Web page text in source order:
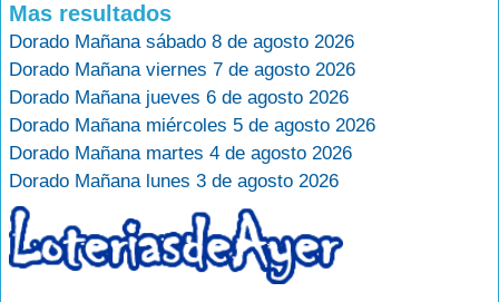
Mas resultados
Dorado Mañana sábado 8 de agosto 2026
Dorado Mañana viernes 7 de agosto 2026
Dorado Mañana jueves 6 de agosto 2026
Dorado Mañana miércoles 5 de agosto 2026
Dorado Mañana martes 4 de agosto 2026
Dorado Mañana lunes 3 de agosto 2026